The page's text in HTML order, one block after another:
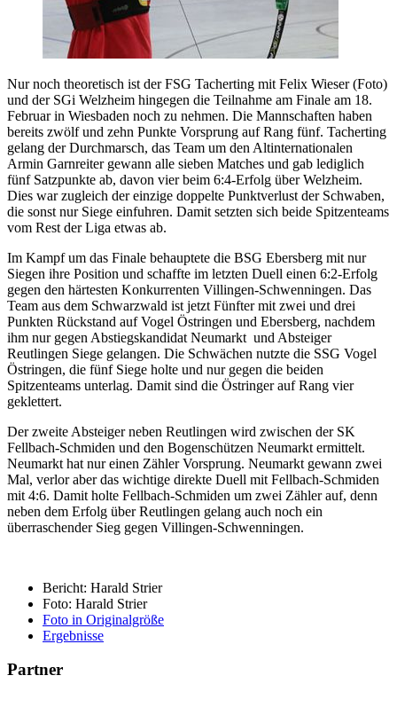
Nur noch theoretisch ist der FSG Tacherting mit Felix Wieser (Foto)
und der SGi Welzheim hingegen die Teilnahme am Finale am 18.
Februar in Wiesbaden noch zu nehmen. Die Mannschaften haben
bereits zwölf und zehn Punkte Vorsprung auf Rang fünf. Tacherting
gelang der Durchmarsch, das Team um den Altinternationalen
Armin Garnreiter gewann alle sieben Matches und gab lediglich
fünf Satzpunkte ab, davon vier beim 6:4-Erfolg über Welzheim.
Dies war zugleich der einzige doppelte Punktverlust der Schwaben,
die sonst nur Siege einfuhren. Damit setzten sich beide Spitzenteams
vom Rest der Liga etwas ab.
Im Kampf um das Finale behauptete die BSG Ebersberg mit nur
Siegen ihre Position und schaffte im letzten Duell einen 6:2-Erfolg
gegen den härtesten Konkurrenten Villingen-Schwenningen. Das
Team aus dem Schwarzwald ist jetzt Fünfter mit zwei und drei
Punkten Rückstand auf Vogel Östringen und Ebersberg, nachdem
ihm nur gegen Abstiegskandidat Neumarkt und Absteiger
Reutlingen Siege gelangen. Die Schwächen nutzte die SSG Vogel
Östringen, die fünf Siege holte und nur gegen die beiden
Spitzenteams unterlag. Damit sind die Östringer auf Rang vier
geklettert.
Der zweite Absteiger neben Reutlingen wird zwischen der SK
Fellbach-Schmiden und den Bogenschützen Neumarkt ermittelt.
Neumarkt hat nur einen Zähler Vorsprung. Neumarkt gewann zwei
Mal, verlor aber das wichtige direkte Duell mit Fellbach-Schmiden
mit 4:6. Damit holte Fellbach-Schmiden um zwei Zähler auf, denn
neben dem Erfolg über Reutlingen gelang auch noch ein
überraschender Sieg gegen Villingen-Schwenningen.
Bericht: Harald Strier
Foto: Harald Strier
Foto in Originalgröße
Ergebnisse
Partner